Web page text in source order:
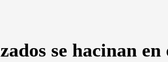
se hacinan